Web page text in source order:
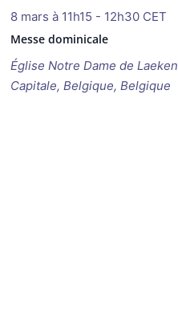
Messe dominicale
8 mars à 11h15 - 12h30 CET
Église Notre Dame de Laeken
Capitale, Belgique, Belgique